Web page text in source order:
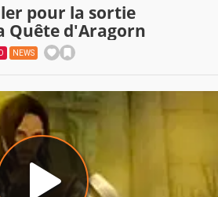
pour la sortie
Quête d'Aragorn
NEWS